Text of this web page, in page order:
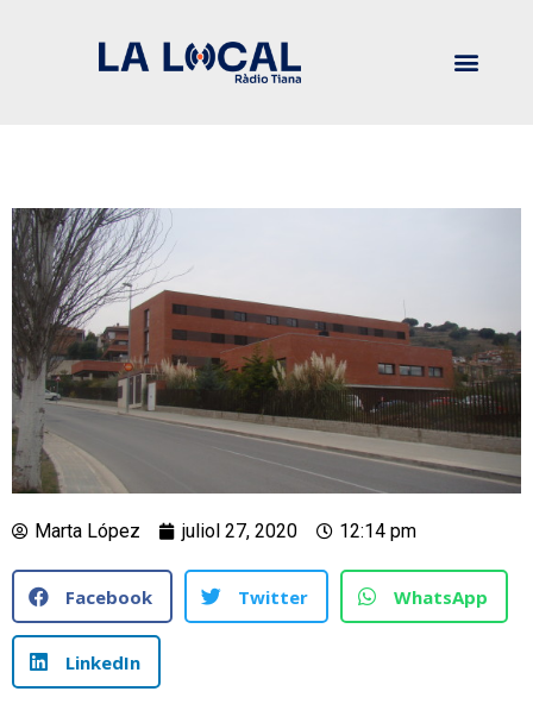
Marta López juliol 27, 2020 12:14 pm
Facebook Twitter WhatsApp
LinkedIn